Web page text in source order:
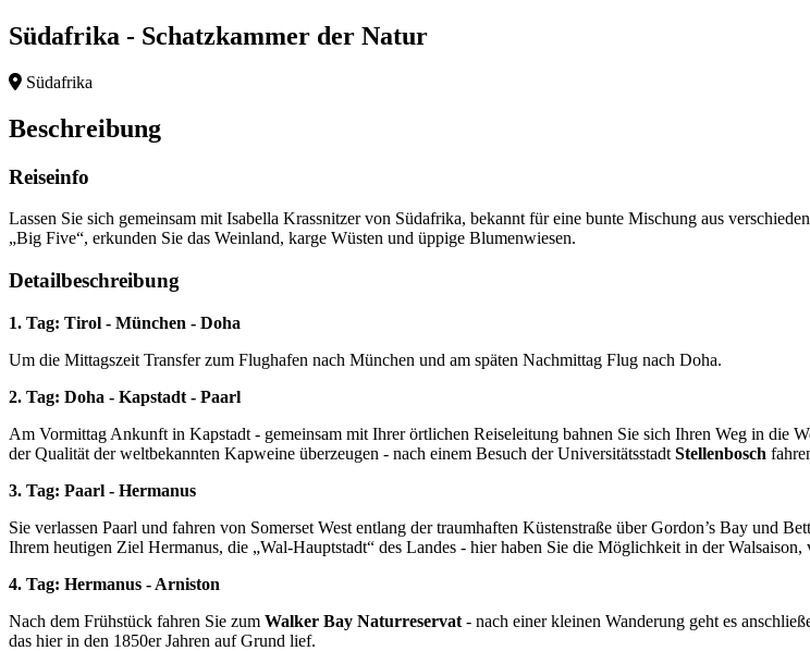
Südafrika - Schatzkammer der Natur
Südafrika
Beschreibung
Reiseinfo
Lassen Sie sich gemeinsam mit Isabella Krassnitzer von Südafrika, bekannt für eine bunte Mischung aus
„Big Five“, erkunden Sie das Weinland, karge Wüsten und üppige Blumenwiesen.
Detailbeschreibung
1. Tag: Tirol - München - Doha
Um die Mittagszeit Transfer zum Flughafen nach München und am späten Nachmittag Flug nach Doha.
2. Tag: Doha - Kapstadt - Paarl
Am Vormittag Ankunft in Kapstadt - gemeinsam mit Ihrer örtlichen Reiseleitung bahnen Sie sich Ihren Weg in die
der Qualität der weltbekannten Kapweine überzeugen - nach einem Besuch der Universitätsstadt Stellenbosch
3. Tag: Paarl - Hermanus
Sie verlassen Paarl und fahren von Somerset West entlang der traumhaften Küstenstraße über Gordon’s Bay und
Ihrem heutigen Ziel Hermanus, die „Wal-Hauptstadt“ des Landes - hier haben Sie die Möglichkeit in der
4. Tag: Hermanus - Arniston
Nach dem Frühstück fahren Sie zum Walker Bay Naturreservat - nach einer kleinen Wanderung geht es
das hier in den 1850er Jahren auf Grund lief.